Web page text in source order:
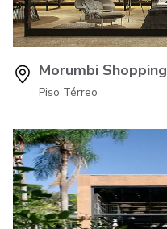
Morumbi Shopping
Piso Térreo